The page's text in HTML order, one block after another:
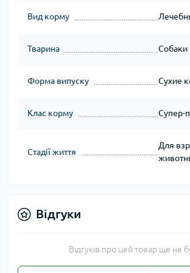
Вид корму
Тварина Собаки
Форма випуску Сухие
Клас корму Супер-
Стадії життя
Для
Відгуки
Відгуків про цей товар ще не